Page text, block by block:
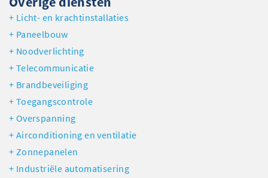
Licht- en krachtinstallaties
Paneelbouw
Noodverlichting
Telecommunicatie
Brandbeveiliging
Toegangscontrole
Overspanning
Airconditioning en ventilatie
Zonnepanelen
Industriële automatisering